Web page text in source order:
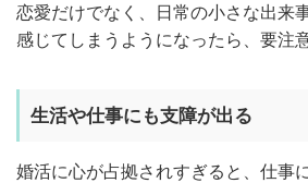
恋愛だけでなく、日常の小さな出来
感じてしまうようになったら、要注意
生活や仕事にも支障が出る
婚活に心が占拠されすぎると、仕事